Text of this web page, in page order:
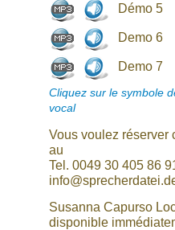
Démo 5
Demo 6
Demo 7
Cliquez sur le symbole
vocal
Vous voulez réserver
au
Tel. 0049 30 405 86
Susanna Capurso
disponible